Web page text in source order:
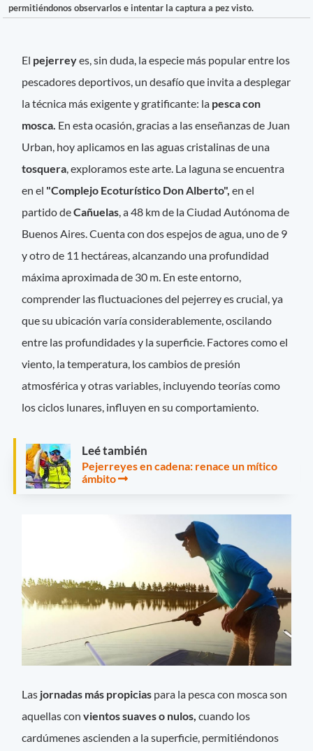
permitiéndonos observarlos e intentar la captura a pez visto.
El pejerreyes, sin duda, la especie más popular entre los
pescadores deportivos, un desafío que invita a desplegar
la técnica más exigente y gratificante: la pesca con
mosca. En esta ocasión, gracias a las enseñanzas de Juan
Urban, hoy aplicamos en las aguas cristalinas de una
tosquera , exploramos este arte. La laguna se encuentra
en el "Complejo Ecoturístico Don Alberto", en el
partido deCañuelas , a 48 km de la Ciudad Autónoma de
Buenos Aires. Cuenta con dos espejos de agua, uno de 9
y otro de 11 hectáreas, alcanzando una profundidad
máxima aproximada de 30 m. En este entorno,
comprender las fluctuaciones del pejerrey es crucial, ya
que su ubicación varía considerablemente, oscilando
entre las profundidades y la superficie. Factores como el
viento, la temperatura, los cambios de presión
atmosférica y otras variables, incluyendo teorías como
los ciclos lunares, influyen en su comportamiento.
Leé también
Pejerreyes en cadena: renace un mítico
ámbito
Las jornadas más propicias para la pesca con mosca son
aquellas convientos suaves o nulos,cuando los
cardúmenes ascienden a la superficie, permitiéndonos